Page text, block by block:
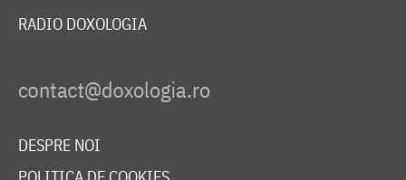
RADIO DOXOLOGIA
DESPRE NOI